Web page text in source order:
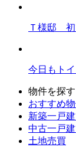
Ｔ様邸 初
今日もトイ
物件を探す
おすすめ
新築一戸
中古一戸
土地売買